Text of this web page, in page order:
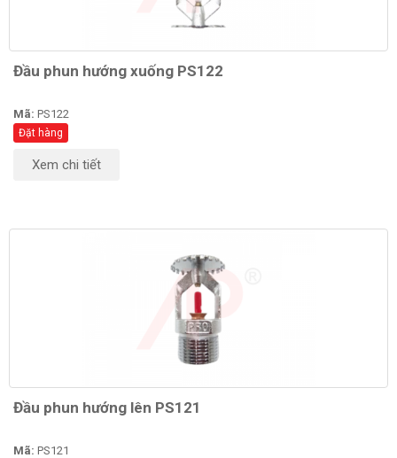
Đầu phun hướng xuống PS122
Mã: PS122
Đặt hàng
Xem chi tiết
Đầu phun hướng lên PS121
Mã: PS121